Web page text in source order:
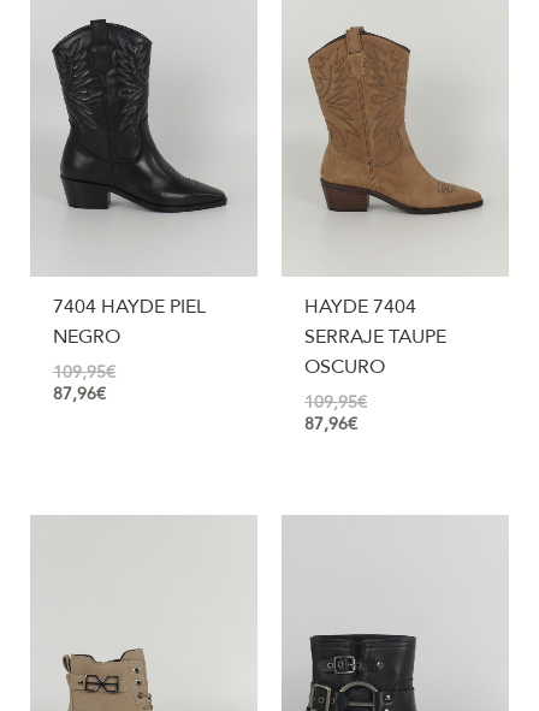
7404 HAYDE PIEL
NEGRO
109,95€
87,96€
HAYDE 7404
SERRAJE TAUPE
OSCURO
109,95€
87,96€